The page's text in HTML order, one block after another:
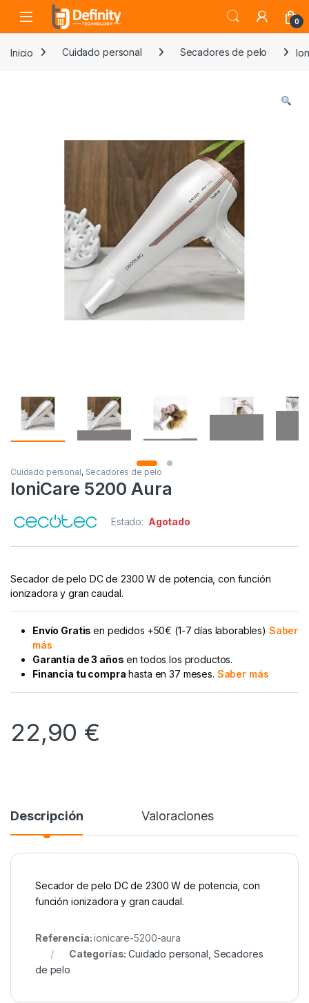
Skip to navigation
Skip to content
Open 0
Inicio Cuidado personal Secadores de pelo
Cuidado personal, Secadores de pelo
IoniCare 5200 Aura
Estado: Agotado
Secador de pelo DC de 2300 W de potencia, con función
ionizadora y gran caudal.
Envío Gratisen pedidos +50€ (1-7 días laborables) Saber
más
Garantía de 3 años en todos los productos.
Financia tu compra hasta en 37 meses. Saber más
22,90 €
Descripción Valoraciones
Secador de pelo DC de 2300 W de potencia, con
función ionizadora y gran caudal.
Referencia:ionicare-5200-aura
Categorías:Cuidado personal Secadores
de pelo